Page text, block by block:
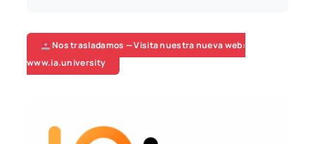
Nos trasladamos — Visita nuestra nueva web:
www.ia.university